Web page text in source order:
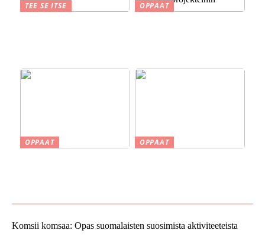
TEE SE ITSE
OPPAAT
OPPAAT
OPPAAT
Komsii komsaa: Opas suomalaisten suosimista aktiviteeteista